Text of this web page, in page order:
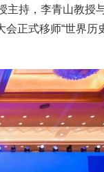
主持，李青山教授
正式移师“世界历